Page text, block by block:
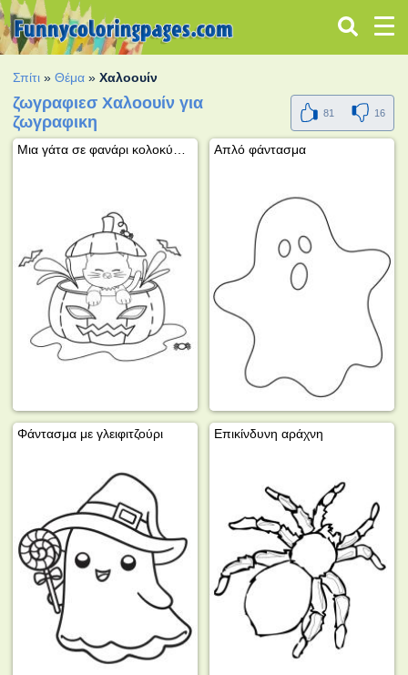
Σπίτι »Θέμα »Χαλοουίν
ζωγραφιεσ Χαλοουίν για
ζωγραφικη
81 16
Απλό φάντασμα
Φάντασμα με γλειφιτζούρι Επικίνδυνη αράχνη